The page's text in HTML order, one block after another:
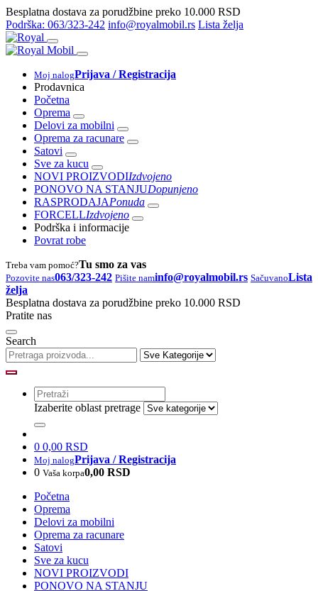
Besplatna dostava za porudžbine preko 10.000 RSD
Podrška: 063/323-242 info@royalmobil.rs Lista želja
Moj nalogPrijava / Registracija
Prodavnica
Početna
Oprema
Delovi za mobilni
Oprema za racunare
Satovi
Sve za kucu
NOVI PROIZVODIIzdvojeno
PONOVO NA STANJUDopunjeno
RASPRODAJAPonuda
FORCELLIzdvojeno
Podrška i informacije
Povrat robe
Treba vam pomoć?Tu smo za vas
Pozovite nas063/323-242 Pišite naminfo@royalmobil.rs SačuvanoLista
želja
Besplatna dostava za porudžbine preko 10.000 RSD
Pratite nas
Search
Izaberite oblast pretrage
0 0,00 RSD
Moj nalogPrijava / Registracija
0 Vaša korpa0,00 RSD
Početna
Oprema
Delovi za mobilni
Oprema za racunare
Satovi
Sve za kucu
NOVI PROIZVODI
PONOVO NA STANJU